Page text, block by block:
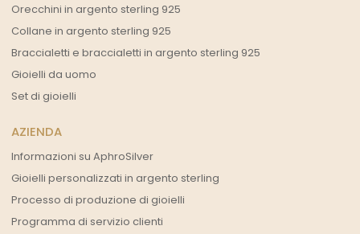
Orecchini in argento sterling 925
Collane in argento sterling 925
Braccialetti e braccialetti in argento sterling 925
Gioielli da uomo
Set di gioielli
AZIENDA
Informazioni su AphroSilver
Gioielli personalizzati in argento sterling
Processo di produzione di gioielli
Programma di servizio clienti